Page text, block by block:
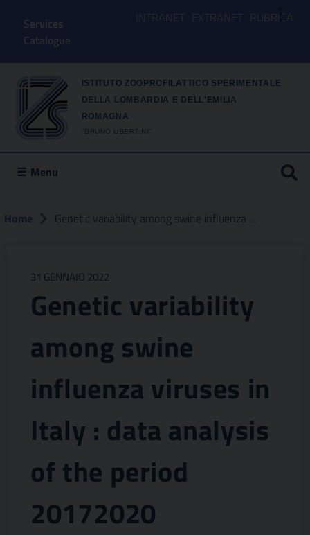
⋮
Services
Catalogue
INTRANET EXTRANET RUBRICA
ISTITUTO ZOOPROFILATTICO SPERIMENTALE
DELLA LOMBARDIA E DELL'EMILIA
ROMAGNA
"BRUNO UBERTINI"
Menu
Home Genetic variability among swine influenza viruses in italy : data analysis of the period 20172020
31 GENNAIO 2022
Genetic variability
among swine
influenza viruses in
Italy : data analysis
of the period
20172020